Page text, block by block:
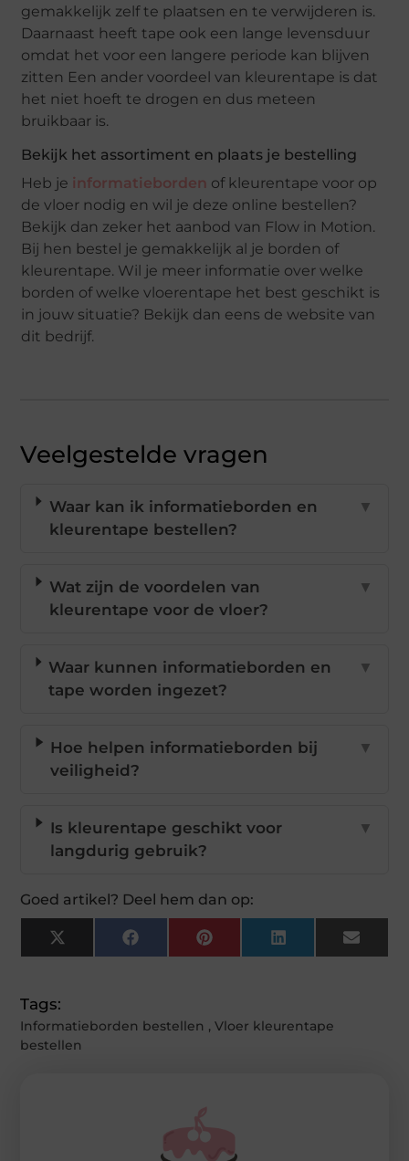
gemakkelijk zelf te plaatsen en te verwijderen is.
Daarnaast heeft tape ook een lange levensduur
omdat het voor een langere periode kan blijven
zitten Een ander voordeel van kleurentape is dat
het niet hoeft te drogen en dus meteen
bruikbaar is.
Bekijk het assortiment en plaats je bestelling
Heb je informatieborden of kleurentape voor op
de vloer nodig en wil je deze online bestellen?
Bekijk dan zeker het aanbod van Flow in Motion.
Bij hen bestel je gemakkelijk al je borden of
kleurentape. Wil je meer informatie over welke
borden of welke vloerentape het best geschikt is
in jouw situatie? Bekijk dan eens de website van
dit bedrijf.
Veelgestelde vragen
Waar kan ik informatieborden en
kleurentape bestellen?
▼
Wat zijn de voordelen van
kleurentape voor de vloer?
▼
Waar kunnen informatieborden en
tape worden ingezet?
▼
Hoe helpen informatieborden bij
veiligheid?
▼
Is kleurentape geschikt voor
langdurig gebruik?
▼
Goed artikel? Deel hem dan op:
X
(Twitter)
FacebookPinterestLinkedInEmail
Tags:
Informatieborden bestellen ,Vloer kleurentape
bestellen